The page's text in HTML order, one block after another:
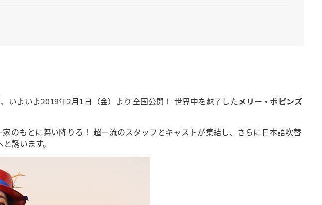
いよいよ2019年2月1日（金）より全国公開！ 世界中を魅了したメリー・ポピンズ
家のもとに舞い降りる！ 超一流のスタッフとキャストが集結し、さらに日本語吹替
誘います。